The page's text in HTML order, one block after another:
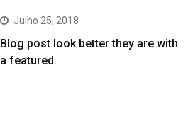
Julho 25, 2018
Blog post look better they are with
a featured.